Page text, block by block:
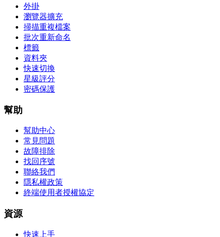
外掛
瀏覽器擴充
掃描重複檔案
批次重新命名
標籤
資料夾
快速切換
星級評分
密碼保護
幫助
幫助中心
常見問題
故障排除
找回序號
聯絡我們
隱私權政策
終端使用者授權協定
資源
快速上手